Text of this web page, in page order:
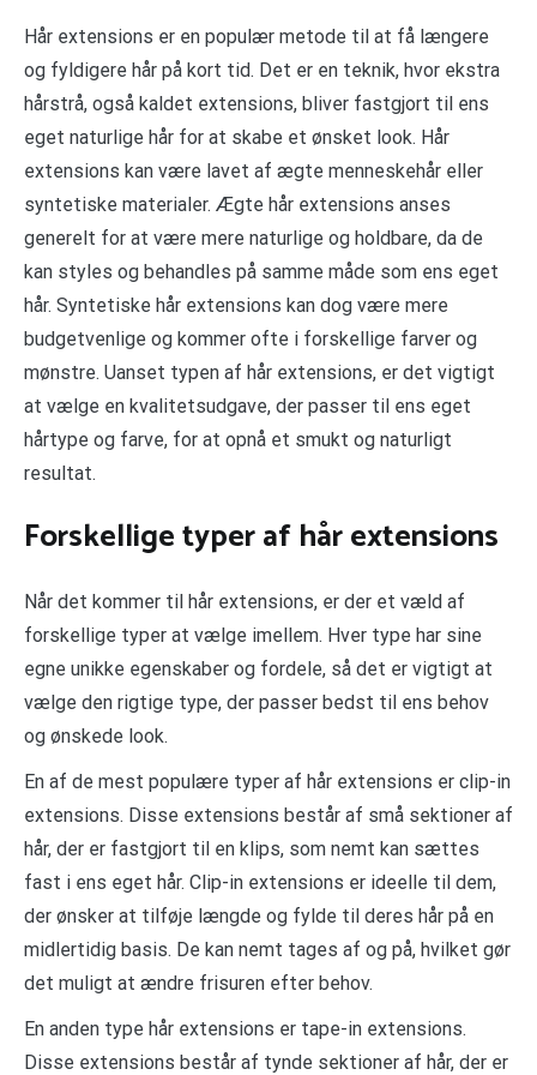
Hår extensions er en populær metode til at få længere
og fyldigere hår på kort tid. Det er en teknik, hvor ekstra
hårstrå, også kaldet extensions, bliver fastgjort til ens
eget naturlige hår for at skabe et ønsket look. Hår
extensions kan være lavet af ægte menneskehår eller
syntetiske materialer. Ægte hår extensions anses
generelt for at være mere naturlige og holdbare, da de
kan styles og behandles på samme måde som ens eget
hår. Syntetiske hår extensions kan dog være mere
budgetvenlige og kommer ofte i forskellige farver og
mønstre. Uanset typen af hår extensions, er det vigtigt
at vælge en kvalitetsudgave, der passer til ens eget
hårtype og farve, for at opnå et smukt og naturligt
resultat.
Forskellige typer af hår extensions
Når det kommer til hår extensions, er der et væld af
forskellige typer at vælge imellem. Hver type har sine
egne unikke egenskaber og fordele, så det er vigtigt at
vælge den rigtige type, der passer bedst til ens behov
og ønskede look.
En af de mest populære typer af hår extensions er clip-in
extensions. Disse extensions består af små sektioner af
hår, der er fastgjort til en klips, som nemt kan sættes
fast i ens eget hår. Clip-in extensions er ideelle til dem,
der ønsker at tilføje længde og fylde til deres hår på en
midlertidig basis. De kan nemt tages af og på, hvilket gør
det muligt at ændre frisuren efter behov.
En anden type hår extensions er tape-in extensions.
Disse extensions består af tynde sektioner af hår, der er